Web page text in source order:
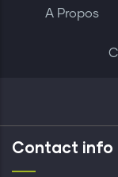
A Propos
Contact info